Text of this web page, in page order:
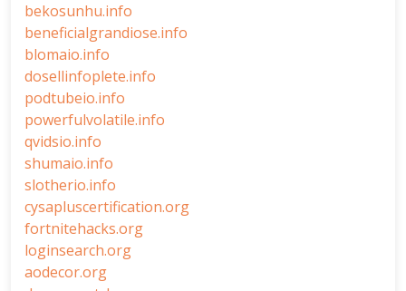
bekosunhu.info
beneficialgrandiose.info
blomaio.info
dosellinfoplete.info
podtubeio.info
powerfulvolatile.info
qvidsio.info
shumaio.info
slotherio.info
cysapluscertification.org
fortnitehacks.org
loginsearch.org
aodecor.org